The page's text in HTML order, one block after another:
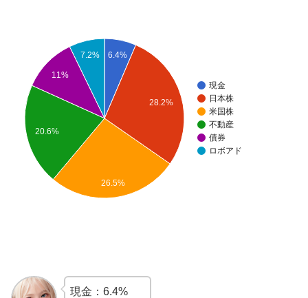
現金
日本株
米国株
不動産
債券
ロボアド
6.4%
28.2%
7.2%
11%
20.6%
26.5%
現金：6.4%